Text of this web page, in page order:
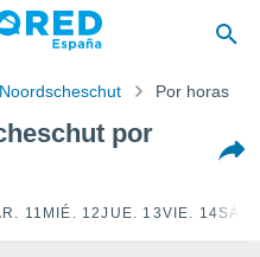
Noordscheschut Por horas
por
11 MIÉ. 12JUE. 13VIE. 14